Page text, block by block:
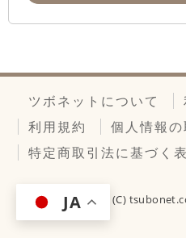
ツボネットについて
利用規約
個人情報
特定商取引法に基づく
Copyright (C)
JA